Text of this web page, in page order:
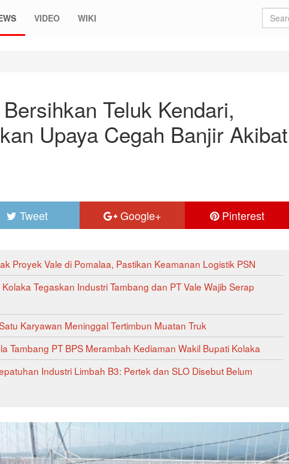
VIDEO WIKI
Teluk Kendari,
Upaya Cegah Banjir Akibat
Tweet Google+ Pinterest
Proyek Vale di Pomalaa, Pastikan Keamanan Logistik PSN
Tegaskan Industri Tambang dan PT Vale Wajib Serap
Karyawan Meninggal Tertimbun Muatan Truk
Tambang PT BPS Merambah Kediaman Wakil Bupati Kolaka
Industri Limbah B3: Pertek dan SLO Disebut Belum